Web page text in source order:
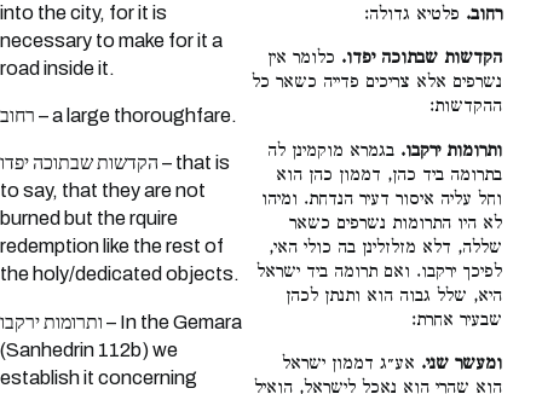
into the city, for it is
necessary to make for it a
road inside it.
רחוב – a large thoroughfare.
הקדשות שבתוכה יפדו – that is
to say, that they are not
burned but the rquire
redemption like the rest of
the holy/dedicated objects.
ותרומות ירקבו – In the Gemara
(Sanhedrin 112b) we
establish it concerning
רחוב. פלטיא גדולה:
הקדשות שבתוכה יפדו. כלומר אין
נשרפים אלא צריכים פדייה כשאר כל
ההקדשות:
ותרומות ירקבו. בגמרא מוקמינן לה
בתרומה ביד כהן, דממון כהן הוא
וחל עליה איסור דעיר הנדחת. ומיהו
לא היו התרומות נשרפים כשאר
שללה, דלא מזלזלינן בה כולי האי,
לפיכך ירקבו. ואם תרומה ביד ישראל
היא, שלל גבוה הוא ותנתן לכהן
שבעיר אחרת:
ומעשר שני. אע״ג דממון ישראל
הוא שהרי הוא נאכל לישראל, הואיל